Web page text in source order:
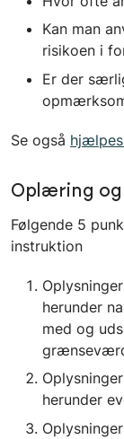
Kan man
risikoen i
Er der
Se også
Oplæring
Følgende 5
instruktion
herunder
med og
herunder